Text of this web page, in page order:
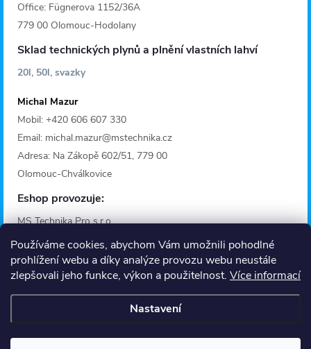
Používáme cookies, abychom Vám umožnili pohodlné
prohlížení webu a díky analýze provozu webu neustále
zlepšovali jeho funkce, výkon a použitelnost. Více informací
Nastavení
Office: Fügnerova 1152/36A
779 00 Olomouc-Hodolany
Sklad technických plynů a plnění vlastních lahví
20l, 50l, svazky
Michal Mazur
Mobil: +420 606 607 330
Email: michal.mazur@mstechnika.cz
Adresa: Na Zákopě 602/51, 779 00
Olomouc-Chválkovice
Eshop provozuje:
MS Technika Pro s.r.o.
IČO: 28642368
Adresa: Fügnerova 1125/36A
779 00 Olomouc
Provozní doba